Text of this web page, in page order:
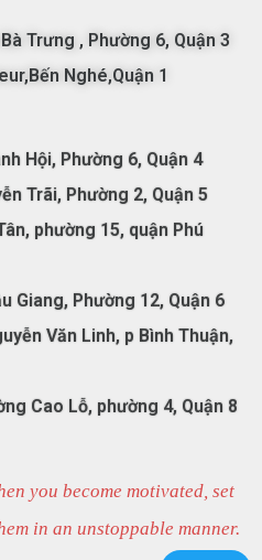
Trưng , Phường 6, Quận 3
Nghé,Quận 1
Hội, Phường 6, Quận 4
Trãi, Phường 2, Quận 5
phường 15, quận Phú
Giang, Phường 12, Quận 6
Văn Linh, p Bình Thuận,
Cao Lỗ, phường 4, Quận 8
you become motivated, set
in an unstoppable manner.